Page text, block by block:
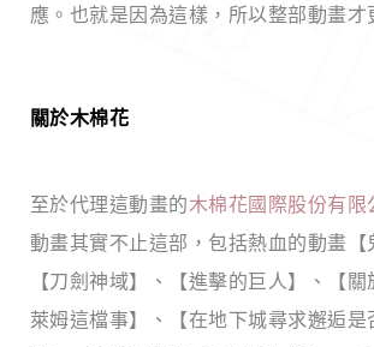
應。也就是因為這樣，所以整部動畫才
關於木棉花
至於代理這動畫的木棉花國際股份有限
動畫其實不止這部，包括熱血的動畫【
【刀劍神域】、【進擊的巨人】、【
萊姆這檔事】、【在地下城尋求邂逅是